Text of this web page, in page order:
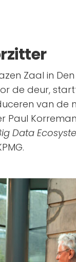
Zaal in
de deur,
van de
Paul
Data